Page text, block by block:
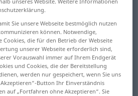
anklicken/antippen)
politische
Staat
Sie unsere Webseite bestmöglich nutzen
können. Notwendige,
die für den Betrieb der Webseite
unserer Webseite erforderlich sind,
Vorauswahl immer auf Ihrem Endgerät
und Cookies, die der Bereitstellung
werden nur gespeichert, wenn Sie uns
Button Ihr Einverständnis
auf „Fortfahren ohne Akzeptieren“. Sie